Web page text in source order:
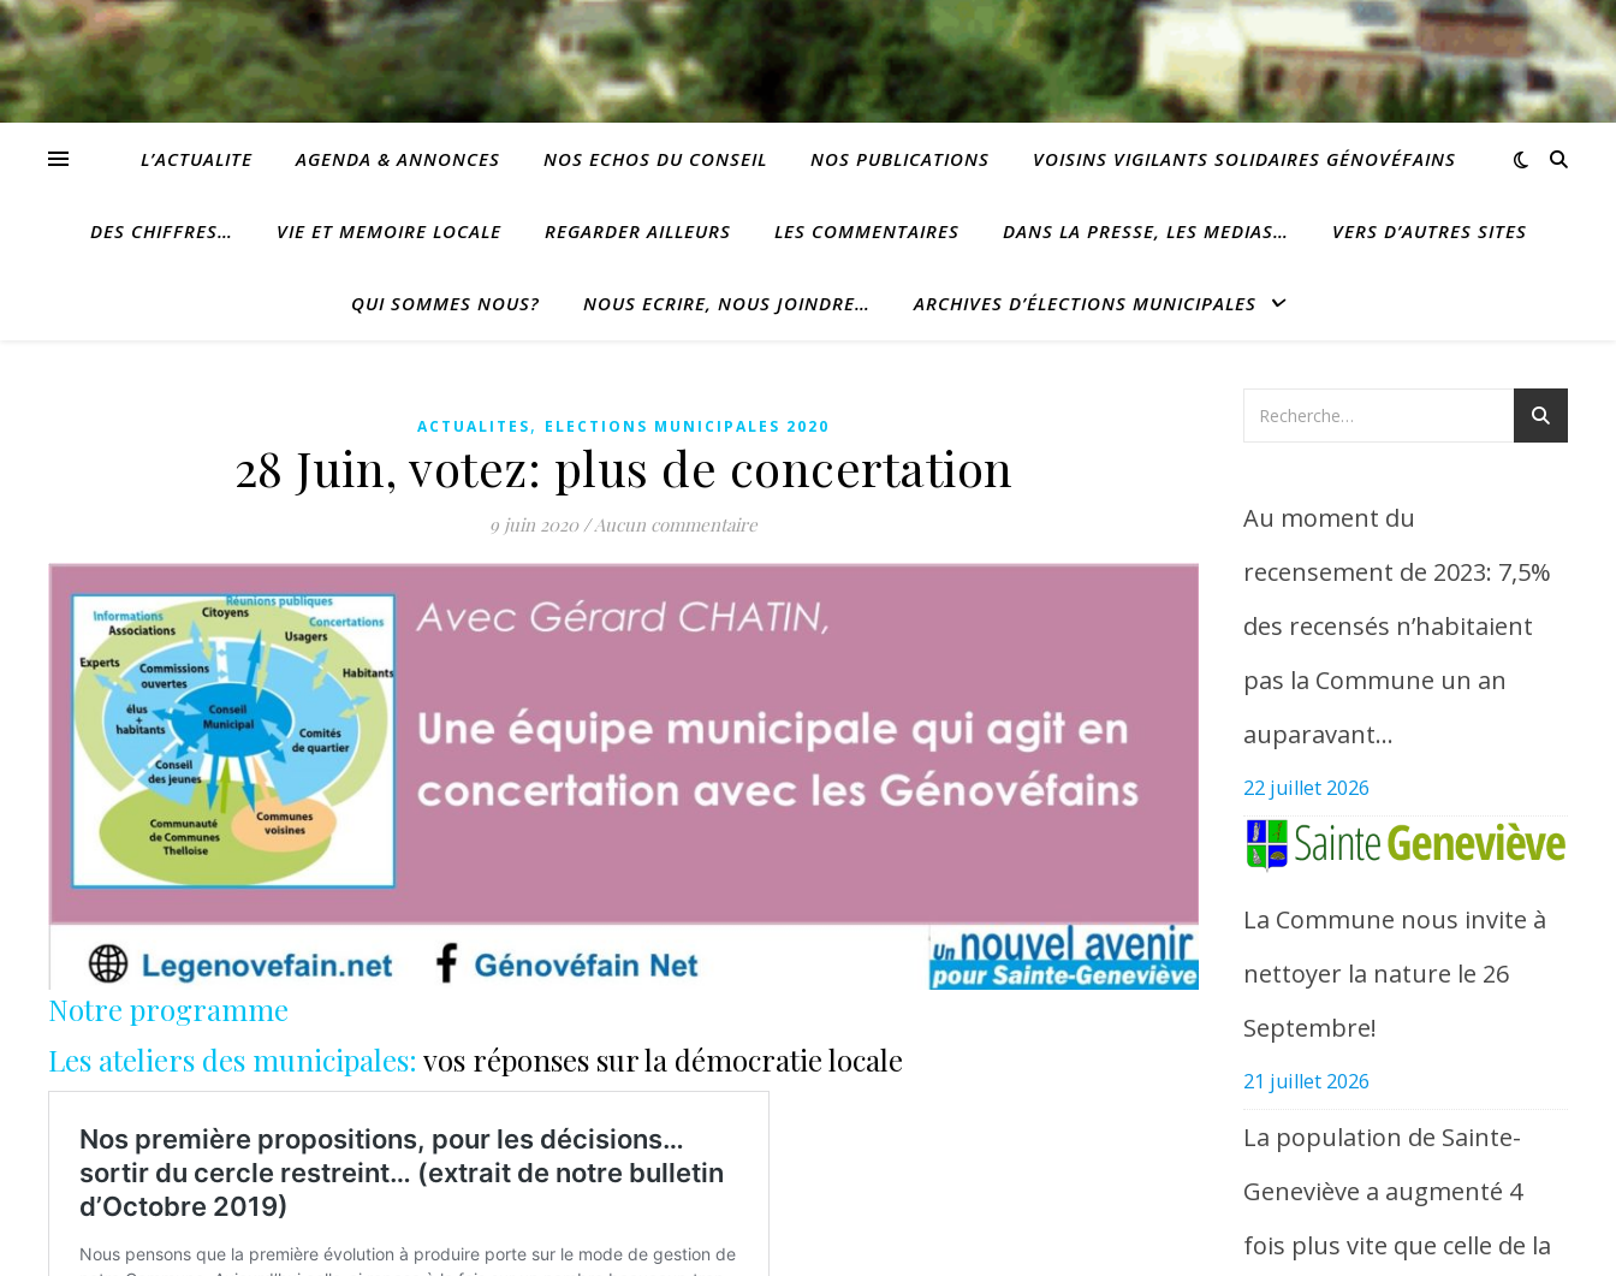
L’ACTUALITE AGENDA & ANNONCES NOS ECHOS DU CONSEIL NOS PUBLICATIONS VOISINS VIGILANTS SOLIDAIRES GÉNOVÉFAINS
DES CHIFFRES… VIE ET MEMOIRE LOCALE REGARDER AILLEURS LES COMMENTAIRES DANS LA PRESSE, LES MEDIAS… VERS D’AUTRES SITES
QUI SOMMES NOUS? NOUS ECRIRE, NOUS JOINDRE… ARCHIVES D’ÉLECTIONS MUNICIPALES
ACTUALITES, ELECTIONS MUNICIPALES 2020
28 Juin, votez: plus de concertation
9 juin 2020 /Aucun commentaire
Notre programme
Les ateliers des municipales: vos réponses sur la démocratie locale
Au moment du
recensement de 2023: 7,5%
des recensés n’habitaient
pas la Commune un an
auparavant…
22 juillet 2026
La Commune nous invite à
nettoyer la nature le 26
Septembre!
21 juillet 2026
La population de Sainte-
Geneviève a augmenté 4
fois plus vite que celle de la